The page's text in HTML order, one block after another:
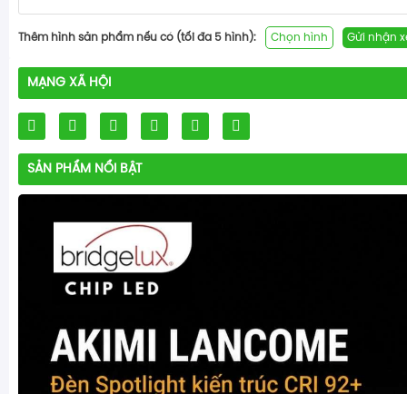
Thêm hình sản phẩm nếu có (tối đa 5 hình): Chọn hình Gửi nhận
MẠNG XÃ HỘI
SẢN PHẨM NỔI BẬT